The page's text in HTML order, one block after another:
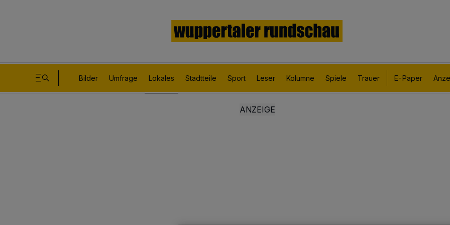
Bilder Umfrage Lokales Stadtteile Sport Leser Kolumne Spiele Trauer E-Paper